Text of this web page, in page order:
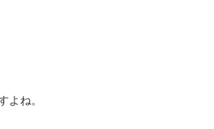
よね。